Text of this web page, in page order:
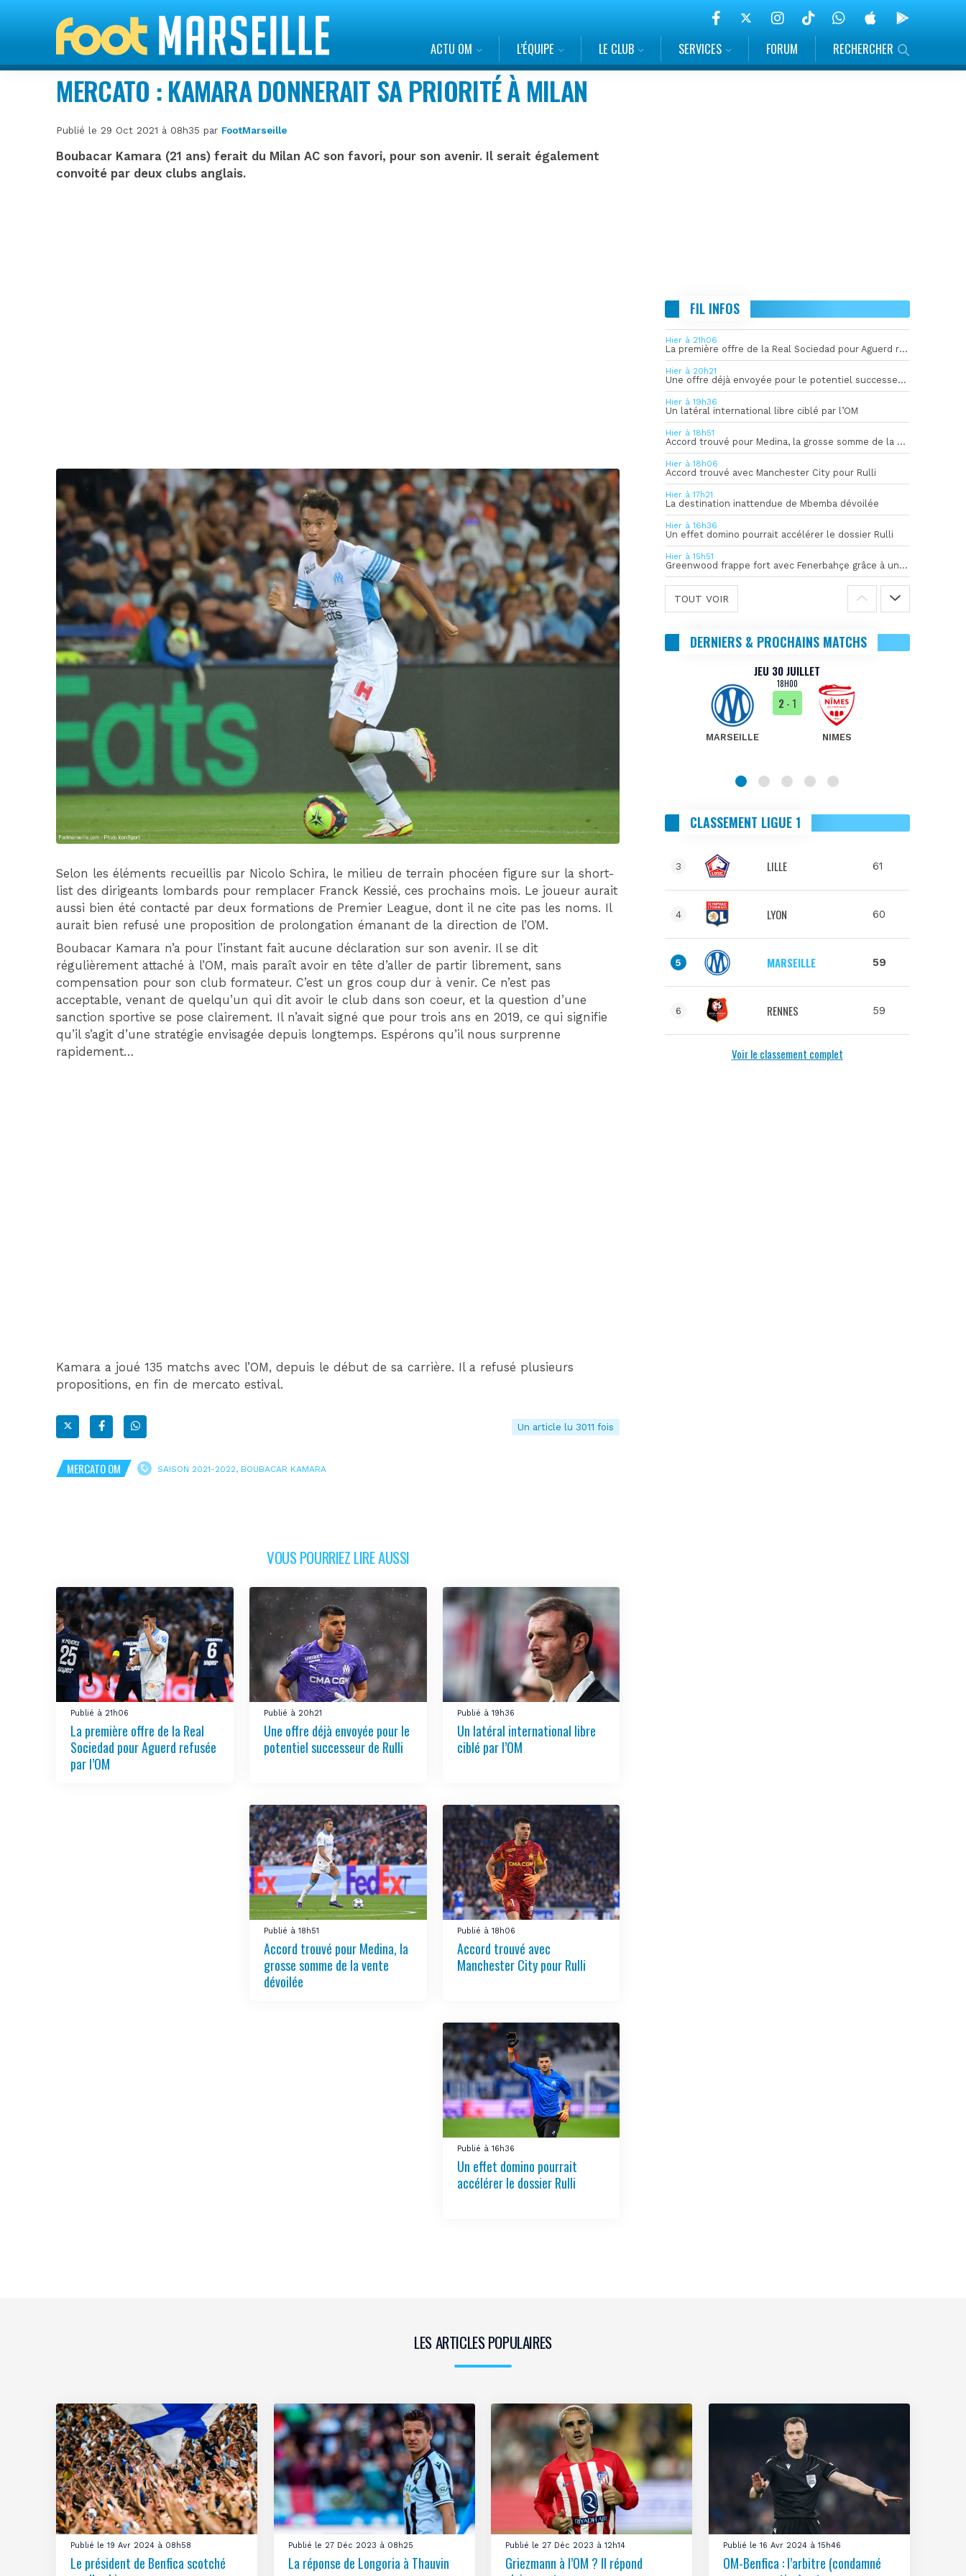
ACTU OM L’ÉQUIPE LE CLUB SERVICES FORUM RECHERCHER
MERCATO : KAMARA DONNERAIT SA PRIORITÉ À MILAN
Publié le 29 Oct 2021 à 08h35 par FootMarseille
Boubacar Kamara (21 ans) ferait du Milan AC son favori, pour son avenir. Il serait également
convoité par deux clubs anglais.
Selon les éléments recueillis par Nicolo Schira, le milieu de terrain phocéen figure sur la short-
list des dirigeants lombards pour remplacer Franck Kessié, ces prochains mois. Le joueur aurait
aussi bien été contacté par deux formations de Premier League, dont il ne cite pas les noms. Il
aurait bien refusé une proposition de prolongation émanant de la direction de l’OM.
Boubacar Kamara n’a pour l’instant fait aucune déclaration sur son avenir. Il se dit
régulièrement attaché à l’OM, mais paraît avoir en tête d’aller de partir librement, sans
compensation pour son club formateur. C’est un gros coup dur à venir. Ce n’est pas
acceptable, venant de quelqu’un qui dit avoir le club dans son coeur, et la question d’une
sanction sportive se pose clairement. Il n’avait signé que pour trois ans en 2019, ce qui signifie
qu’il s’agit d’une stratégie envisagée depuis longtemps. Espérons qu’il nous surprenne
rapidement…
Kamara a joué 135 matchs avec l’OM, depuis le début de sa carrière. Il a refusé plusieurs
propositions, en fin de mercato estival.
Un article lu 3011 fois
MERCATO OM SAISON 2021-2022, BOUBACAR KAMARA
VOUS POURRIEZ LIRE AUSSI
Publié à 21h06
La première offre de la Real
Sociedad pour Aguerd refusée
par l’OM
Publié à 20h21
Une offre déjà envoyée pour le
potentiel successeur de Rulli
Publié à 19h36
Un latéral international libre
ciblé par l’OM
Publié à 18h51
Accord trouvé pour Medina, la
grosse somme de la vente
dévoilée
Publié à 18h06
Accord trouvé avec
Manchester City pour Rulli
Publié à 16h36
Un effet domino pourrait
accélérer le dossier Rulli
FIL INFOS
Hier à 21h06
La première offre de la Real Sociedad pour Aguerd refusée par l’OM
Hier à 20h21
Une offre déjà envoyée pour le potentiel successeur de Rulli
Hier à 19h36
Un latéral international libre ciblé par l’OM
Hier à 18h51
Accord trouvé pour Medina, la grosse somme de la vente dévoilée
Hier à 18h06
Accord trouvé avec Manchester City pour Rulli
Hier à 17h21
La destination inattendue de Mbemba dévoilée
Hier à 16h36
Un effet domino pourrait accélérer le dossier Rulli
Hier à 15h51
Greenwood frappe fort avec Fenerbahçe grâce à un but spectaculaire
TOUT VOIR
DERNIERS & PROCHAINS MATCHS
DIM 30 AOÛT JEU 30 JUILLET
18H00
MARSEILLE
2- 1
NIMES
CLASSEMENT LIGUE 1
3 LILLE 61
4 LYON 60
5 MARSEILLE 59
6 RENNES 59
Voir le classement complet
LES ARTICLES POPULAIRES
Publié le 19 Avr 2024 à 08h58
Le président de Benfica scotché
Publié le 27 Déc 2023 à 08h25
La réponse de Longoria à Thauvin
Publié le 27 Déc 2023 à 12h14
Griezmann à l’OM ? Il répond
Publié le 16 Avr 2024 à 15h46
OM-Benfica : l’arbitre (condamné